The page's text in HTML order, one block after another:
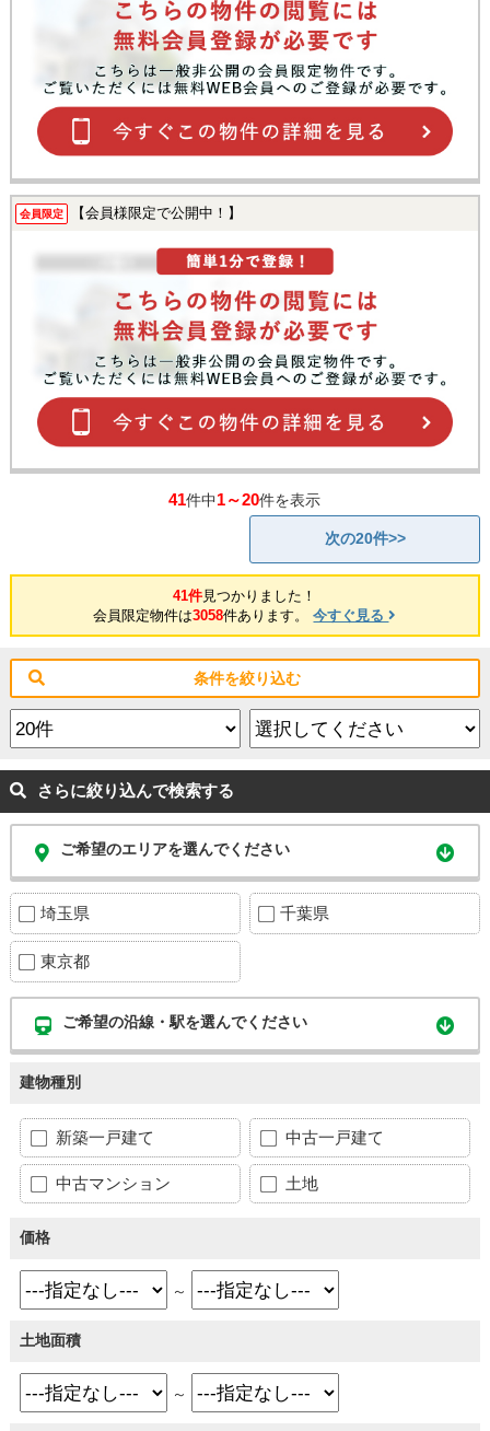
会員限定 【会員様限定で公開中！】
41件中1～20件を表示
次の20件>>
41件見つかりました！
会員限定物件は3058件あります。今すぐ見る
条件を絞り込む
さらに絞り込んで検索する
ご希望のエリアを選んでください
埼玉県 千葉県
東京都
ご希望の沿線・駅を選んでください
建物種別
新築一戸建て 中古一戸建て
中古マンション 土地
価格
～
土地面積
～